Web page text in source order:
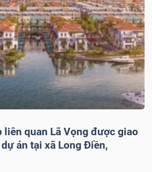
liên quan Lã Vọng được giao
án tại xã Long Điền,